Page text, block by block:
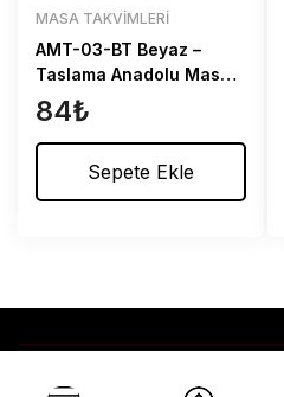
MASA TAKVIMLERI
AMT-03-BT Beyaz –
Taslama Anadolu Masa
Takvimi
84₺
Sepete Ekle